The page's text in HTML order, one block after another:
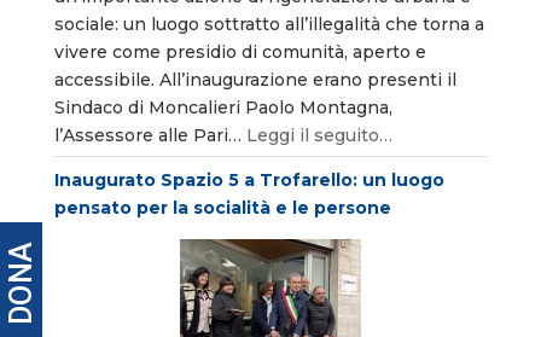
sociale: un luogo sottratto all’illegalità che torna a
vivere come presidio di comunità, aperto e
accessibile. All’inaugurazione erano presenti il
Sindaco di Moncalieri Paolo Montagna,
l’Assessore alle Pari… Leggi il seguito…
Inaugurato Spazio 5 a Trofarello: un luogo
pensato per la socialità e le persone
DONA